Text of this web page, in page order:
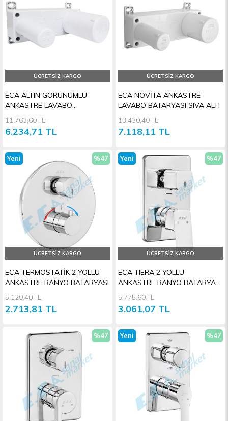
ECA ALTIN GÖRÜNÜMLÜ
ANKASTRE LAVABO
BATARYASI SIVA ALTI GRUBU
6.234,71 TL
11.763,60 TL
ÜCRETSIZ KARGO
ECA NOVİTA ANKASTRE
LAVABO BATARYASI SIVA ALTI
7.118,11 TL
13.430,40 TL
ÜCRETSIZ KARGO
ECA TERMOSTATİK 2 YOLLU
ANKASTRE BANYO BATARYASI
2.713,81 TL
5.120,40 TL
%47
ÜCRETSIZ KARGO
Yeni
ECA TIERA 2 YOLLU
ANKASTRE BANYO BATARYASI
SIVA ÜSTÜ
3.061,07 TL
5.775,60 TL
%47
ÜCRETSIZ KARGO
Yeni
%47
%47
Yeni